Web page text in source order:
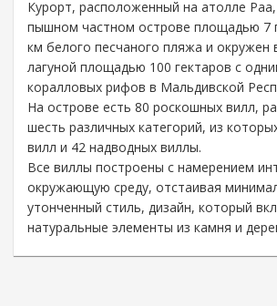
Курорт, расположенный на атолле
пышном частном острове площадью 7
км белого песчаного пляжа и окружен
лагуной площадью 100 гектаров с
коралловых рифов в Мальдивской
На острове есть 80 роскошных вилл,
шесть различных категорий, из
вилл и 42 надводных виллы.
Все виллы построены с намерением
окружающую среду, отстаивая
утонченный стиль, дизайн, который
натуральные элементы из камня и